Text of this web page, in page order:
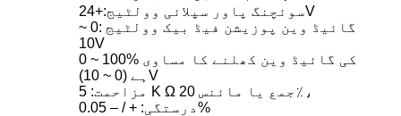
سوئچنگ پاور سپلائی وولٹیج:+24V
گائیڈ وین پوزیشن فیڈ بیک وولٹیج :0 ~
10V
0 ~ 100% کی گائیڈ وین کھلنے کا مساوی
ہے (0 ~ 10)V
مزاحمت: 5 Κ Ω جمع یا مائنس 20٪،
درستگی: + / – 0.05%